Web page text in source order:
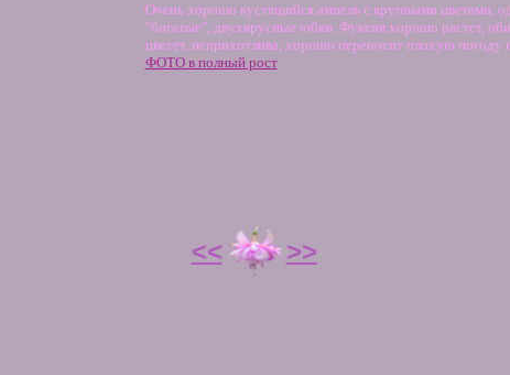
Очень хорошо кустящийся ампель с крупными цветами,
"богатые", двухярусные юбки. Фуксия хорошо растет,
цветет, неприхотлива, хорошо переносит плохую погоду
ФОТО в полный рост
<< >>